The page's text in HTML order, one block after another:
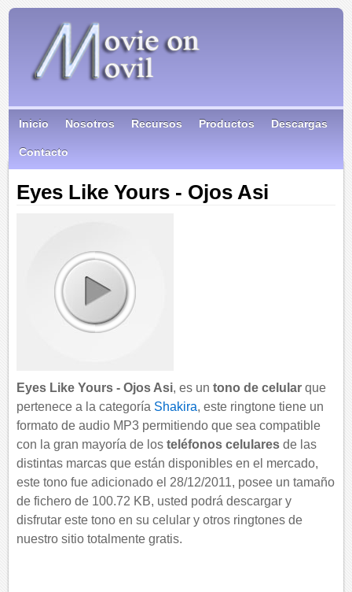
Inicio Nosotros Recursos Productos Descargas
Contacto
Eyes Like Yours - Ojos Asi
Eyes Like Yours - Ojos Asi, es untono de celular que
pertenece a la categoría Shakira, este ringtone tiene un
formato de audio MP3 permitiendo que sea compatible
con la gran mayoría de losteléfonos celulares de las
distintas marcas que están disponibles en el mercado,
este tono fue adicionado el 28/12/2011, posee un tamaño
de fichero de 100.72 KB, usted podrá descargar y
disfrutar este tono en su celular y otros ringtones de
nuestro sitio totalmente gratis.